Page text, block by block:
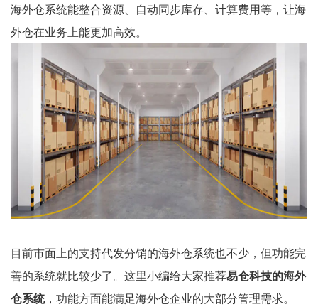
海外仓系统能整合资源、自动同步库存、计算费用等，让海
外仓在业务上能更加高效。
目前市面上的支持代发分销的海外仓系统也不少，但功能完
善的系统就比较少了。这里小编给大家推荐易仓科技的海外
仓系统，功能方面能满足海外仓企业的大部分管理需求。